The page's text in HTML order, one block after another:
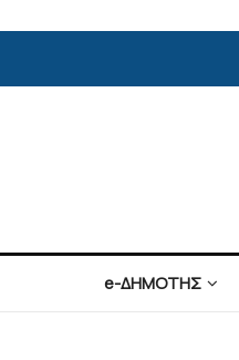
e-ΔΗΜΟΤΗΣ